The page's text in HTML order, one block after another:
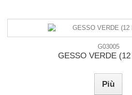
G03005
GESSO VERDE
Più